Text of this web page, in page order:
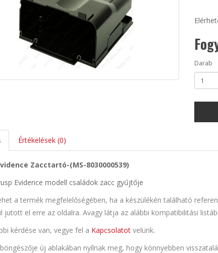
Darab
Értékelések (0)
Zacctartó-(MS-8030000539)
Evidence modell családok zacc gyűjtője
a termék megfelelőségében, ha a készülékén található
jutott el erre az oldalra. Avagy látja az alábbi kompatibilitási
kérdése van, vegye fel a Kapcsolatotvelünk.
új ablakában nyílnak meg, hogy könnyebben